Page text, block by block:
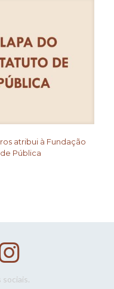
atribui à Fundação
Pública
sociais.